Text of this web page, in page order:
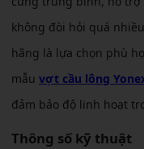
không đòi hỏi quá
hãng là lựa chọn phù
mẫu vợt cầu lông
đảm bảo độ linh hoạt
Thông số kỹ thuật